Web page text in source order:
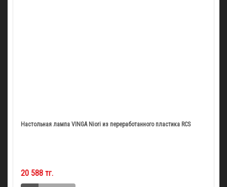
Настольная лампа VINGA Niori из переработанного пластика RCS
20 588 тг.